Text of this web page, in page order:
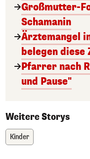
Großmutter-
Schamanin
Ärztemangel
belegen diese
Pfarrer nach
und Pause"
Weitere Storys
Kinder